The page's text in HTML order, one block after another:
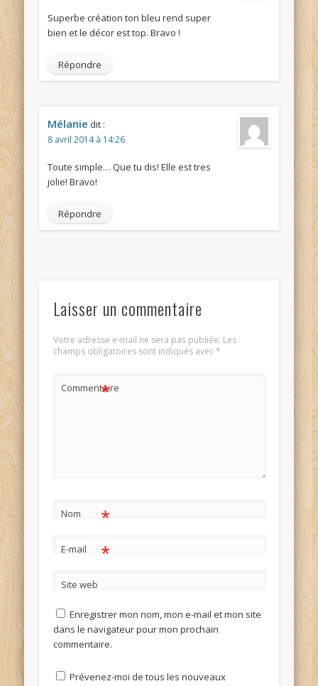
Superbe création ton bleu rend super
bien et le décor est top. Bravo !
Répondre
Mélanie dit :
8 avril 2014 à 14:26
Toute simple… Que tu dis! Elle est tres
jolie! Bravo!
Répondre
Laisser un commentaire
Votre adresse e-mail ne sera pas publiée. Les
champs obligatoires sont indiqués avec*
Commentaire
*
Nom *
E-mail *
Site web
Enregistrer mon nom, mon e-mail et mon site
dans le navigateur pour mon prochain
commentaire.
Prévenez-moi de tous les nouveaux